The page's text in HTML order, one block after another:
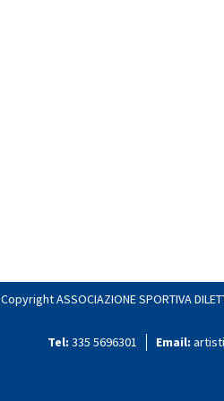
Copyright ASSOCIAZIONE SPORTIVA
Tel: 335 5696301 Email: